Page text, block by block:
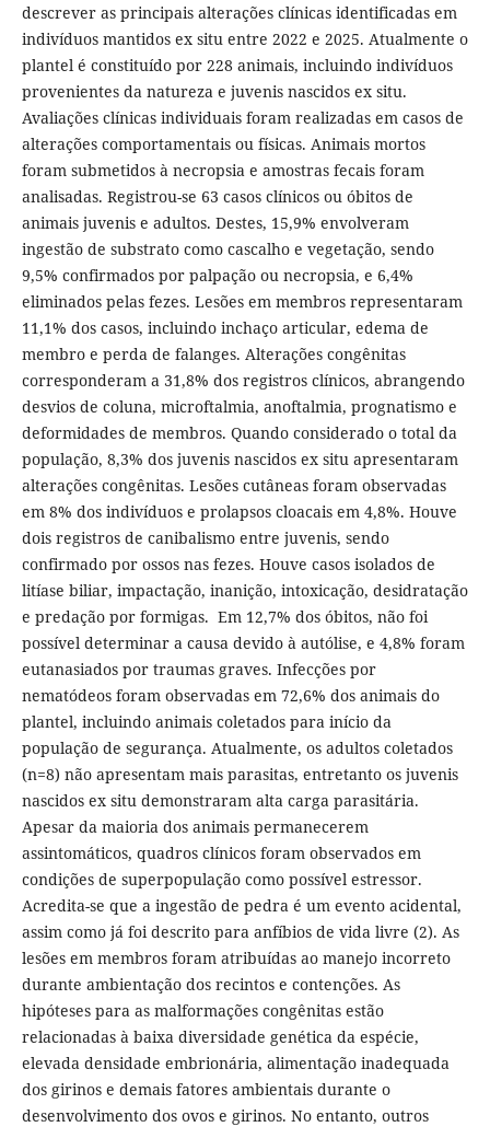
descrever as principais alterações clínicas identificadas em
indivíduos mantidos ex situ entre 2022 e 2025. Atualmente o
plantel é constituído por 228 animais, incluindo indivíduos
provenientes da natureza e juvenis nascidos ex situ.
Avaliações clínicas individuais foram realizadas em casos de
alterações comportamentais ou físicas. Animais mortos
foram submetidos à necropsia e amostras fecais foram
analisadas. Registrou-se 63 casos clínicos ou óbitos de
animais juvenis e adultos. Destes, 15,9% envolveram
ingestão de substrato como cascalho e vegetação, sendo
9,5% confirmados por palpação ou necropsia, e 6,4%
eliminados pelas fezes. Lesões em membros representaram
11,1% dos casos, incluindo inchaço articular, edema de
membro e perda de falanges. Alterações congênitas
corresponderam a 31,8% dos registros clínicos, abrangendo
desvios de coluna, microftalmia, anoftalmia, prognatismo e
deformidades de membros. Quando considerado o total da
população, 8,3% dos juvenis nascidos ex situ apresentaram
alterações congênitas. Lesões cutâneas foram observadas
em 8% dos indivíduos e prolapsos cloacais em 4,8%. Houve
dois registros de canibalismo entre juvenis, sendo
confirmado por ossos nas fezes. Houve casos isolados de
litíase biliar, impactação, inanição, intoxicação, desidratação
e predação por formigas. Em 12,7% dos óbitos, não foi
possível determinar a causa devido à autólise, e 4,8% foram
eutanasiados por traumas graves. Infecções por
nematódeos foram observadas em 72,6% dos animais do
plantel, incluindo animais coletados para início da
população de segurança. Atualmente, os adultos coletados
(n=8) não apresentam mais parasitas, entretanto os juvenis
nascidos ex situ demonstraram alta carga parasitária.
Apesar da maioria dos animais permanecerem
assintomáticos, quadros clínicos foram observados em
condições de superpopulação como possível estressor.
Acredita-se que a ingestão de pedra é um evento acidental,
assim como já foi descrito para anfíbios de vida livre (2). As
lesões em membros foram atribuídas ao manejo incorreto
durante ambientação dos recintos e contenções. As
hipóteses para as malformações congênitas estão
relacionadas à baixa diversidade genética da espécie,
elevada densidade embrionária, alimentação inadequada
dos girinos e demais fatores ambientais durante o
desenvolvimento dos ovos e girinos. No entanto, outros